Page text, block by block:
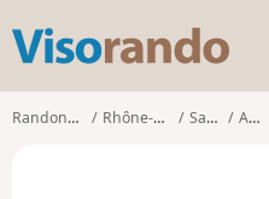
s
o
Randonnées Rhône-Alpes Savoie Arith